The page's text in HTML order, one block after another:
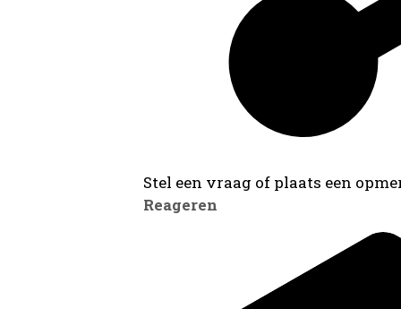
Stel een vraag of plaats een
Reageren